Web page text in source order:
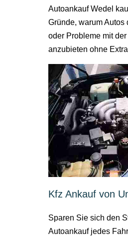
Autoankauf Wedel
Gründe, warum
oder Probleme mit
anzubieten ohne
Kfz Ankauf von
Sparen Sie sich den
Autoankauf jedes